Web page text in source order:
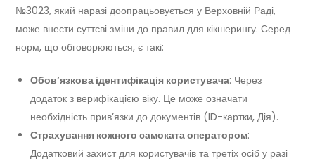
№3023, який наразі доопрацьовується у Верховній Раді,
може внести суттєві зміни до правил для кікшерингу. Серед
норм, що обговорюються, є такі:
Обов’язкова ідентифікація користувача: Через
додаток з верифікацією віку. Це може означати
необхідність прив’язки до документів (ID-картки, Дія).
Страхування кожного самоката оператором:
Додатковий захист для користувачів та третіх осіб у разі